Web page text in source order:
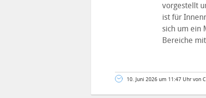
vorgestellt
ist für
sich um ein
Bereiche
10. Juni 2026 um 11:47 Uhr von